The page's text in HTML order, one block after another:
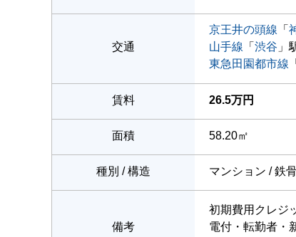
交通
京王井の頭線 「
山手線 「 渋谷 」
東急田園都市線 「
賃料 26.5万円
面積 58.20㎡
種別 / 構造 マンション / 鉄
備考
初期費用クレジ
電付・転勤者・